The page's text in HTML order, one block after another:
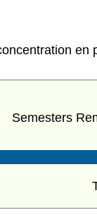
en
Semesters